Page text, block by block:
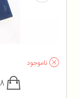
ناموجود
8 خرید